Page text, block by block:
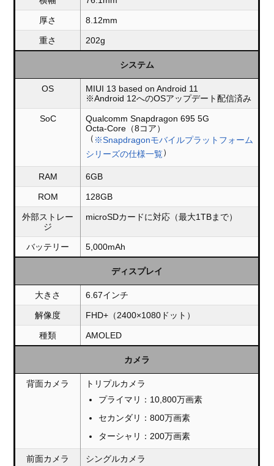
厚さ 8.12mm
重さ 202g
システム
OS
MIUI 13 based on Android 11
※Android 12へのOSアップデート配信済み
SoC
Qualcomm Snapdragon 695 5G
Octa-Core（8コア）
（ ※Snapdragonモバイルプラットフォーム
シリーズの仕様一覧）
RAM 6GB
ROM 128GB
外部ストレー
ジ
microSDカードに対応（最大1TBまで）
バッテリー 5,000mAh
ディスプレイ
大きさ 6.67インチ
解像度 FHD+（2400×1080ドット）
種類 AMOLED
カメラ
背面カメラ
トリプルカメラ
プライマリ：10,800万画素
セカンダリ：800万画素
ターシャリ：200万画素
前面カメラ
シングルカメラ